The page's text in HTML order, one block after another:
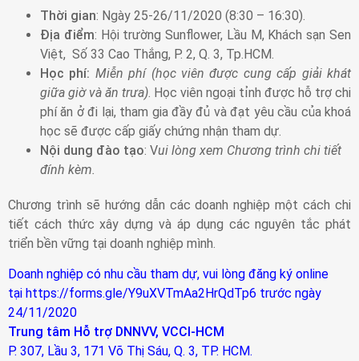
Thời gian: Ngày 25-26/11/2020 (8:30 – 16:30).
Địa điểm: Hội trường Sunflower, Lầu M, Khách sạn Sen
Việt, Số 33 Cao Thắng, P. 2, Q. 3, Tp.HCM.
Học phí: Miễn phí (học viên được cung cấp giải khát
giữa giờ và ăn trưa) . Học viên ngoại tỉnh được hỗ trợ chi
phí ăn ở đi lại, tham gia đầy đủ và đạt yêu cầu của khoá
học sẽ được cấp giấy chứng nhận tham dự.
Nội dung đào tạo: Vui lòng xem Chương trình chi tiết
đính kèm.
Chương trình sẽ hướng dẫn các doanh nghiệp một cách chi
tiết cách thức xây dựng và áp dụng các nguyên tắc phát
triển bền vững tại doanh nghiệp mình.
Doanh nghiệp có nhu cầu tham dự, vui lòng đăng ký online
tại https://forms.gle/Y9uXVTmAa2HrQdTp6 trước ngày
24/11/2020
Trung tâm Hỗ trợ DNNVV, VCCI-HCM
P. 307, Lầu 3, 171 Võ Thị Sáu, Q. 3, TP. HCM.